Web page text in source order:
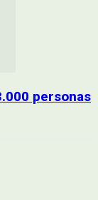
personas